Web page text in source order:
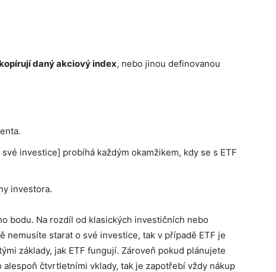
daný akciový index, nebo jinou definovanou
investice] probíhá každým okamžikem, kdy se s ETF
investora.
bodu. Na rozdíl od klasických investičních nebo
nemusíte starat o své investice, tak v případě ETF je
základy, jak ETF fungují. Zároveň pokud plánujete
čtvrtletními vklady, tak je zapotřebí vždy nákup